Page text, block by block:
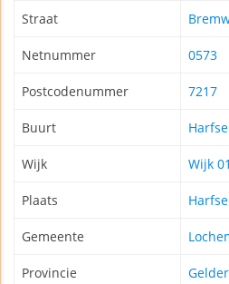
Straat
Netnummer 0573
Postcodenummer 7217
Buurt
Wijk Wijk
Plaats
Gemeente
Provincie